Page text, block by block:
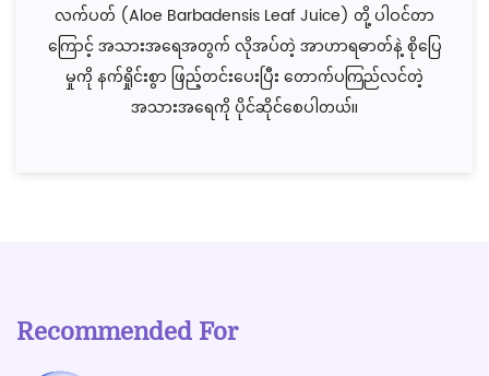
လက်ပတ် (Aloe Barbadensis Leaf Juice) တို့ ပါဝင်တာ
ကြောင့် အသားအရေအတွက် လိုအပ်တဲ့ အာဟာရဓာတ်နဲ့ စိုပြေ
မှုကို နက်ရှိုင်းစွာ ဖြည့်တင်းပေးပြီး တောက်ပကြည်လင်တဲ့
အသားအရေကို ပိုင်ဆိုင်စေပါတယ်။
Recommended For